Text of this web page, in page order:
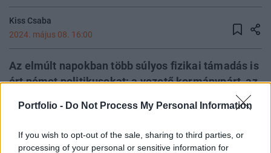
Portfolio - Do Not Process My Personal Information
If you wish to opt-out of the sale, sharing to third parties, or
processing of your personal or sensitive information for
Kiss Csaba
2024. május 08. 16:00
Az elmúlt napokban több súlyos fizikai támadás is
ért német politikusokat; a vezető kormánypárt, az
kellett operálni egy múlt pénteki drezdai incidenst
száma az elmúlt években látványosan megnőtt, a